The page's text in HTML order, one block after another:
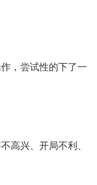
，尝试性的下了一
高兴、开局不利、